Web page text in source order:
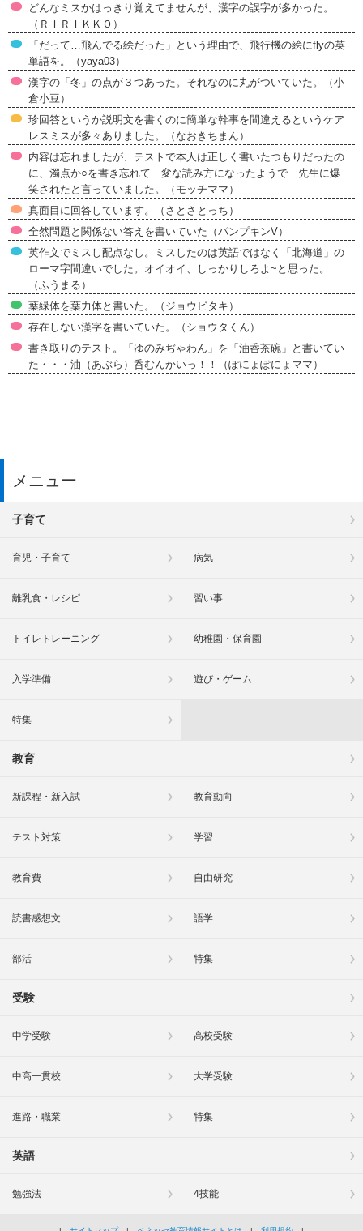
どんなミスかはっきり覚えてませんが、漢字の誤字が多かった。
（ＲＩＲＩＫＫＯ）
「だって…飛んでる絵だった」という理由で、飛行機の絵にflyの英
単語を。（yaya03）
漢字の「冬」の点が３つあった。それなのに丸がついていた。（小
倉小豆）
珍回答というか説明文を書くのに簡単な幹事を間違えるというケア
レスミスが多々ありました。（なおきちまん）
内容は忘れましたが、テストで本人は正しく書いたつもりだったの
に、濁点か○を書き忘れて 変な読み方になったようで 先生に爆
笑されたと言っていました。（モッチママ）
真面目に回答しています。（さとさとっち）
全然問題と関係ない答えを書いていた（パンプキンV）
英作文でミスし配点なし。ミスしたのは英語ではなく「北海道」の
ローマ字間違いでした。オイオイ、しっかりしろよ~と思った。
（ふうまる）
葉緑体を葉力体と書いた。（ジョウビタキ）
存在しない漢字を書いていた。（ショウタくん）
書き取りのテスト。「ゆのみぢゃわん」を「油呑茶碗」と書いてい
た・・・油（あぶら）呑むんかいっ！！（ぽにょぽにょママ）
メニュー
子育て
育児・子育て 病気
離乳食・レシピ 習い事
トイレトレーニング 幼稚園・保育園
入学準備 遊び・ゲーム
特集
教育
新課程・新入試 教育動向
テスト対策 学習
教育費 自由研究
読書感想文 語学
部活 特集
受験
中学受験 高校受験
中高一貫校 大学受験
進路・職業 特集
英語
勉強法 4技能